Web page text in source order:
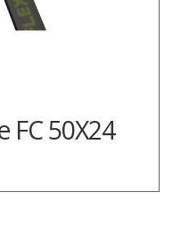
FC 50X24